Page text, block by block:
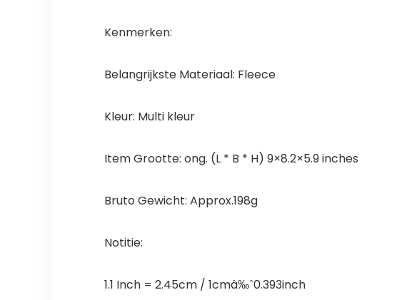
Kenmerken:
Belangrijkste Materiaal: Fleece
Kleur: Multi kleur
Item Grootte: ong. (L * B * H) 9×8.2×5.9 inches
Bruto Gewicht: Approx.198g
Notitie:
1.1 Inch = 2.45cm / 1cmâ‰ˆ0.393inch